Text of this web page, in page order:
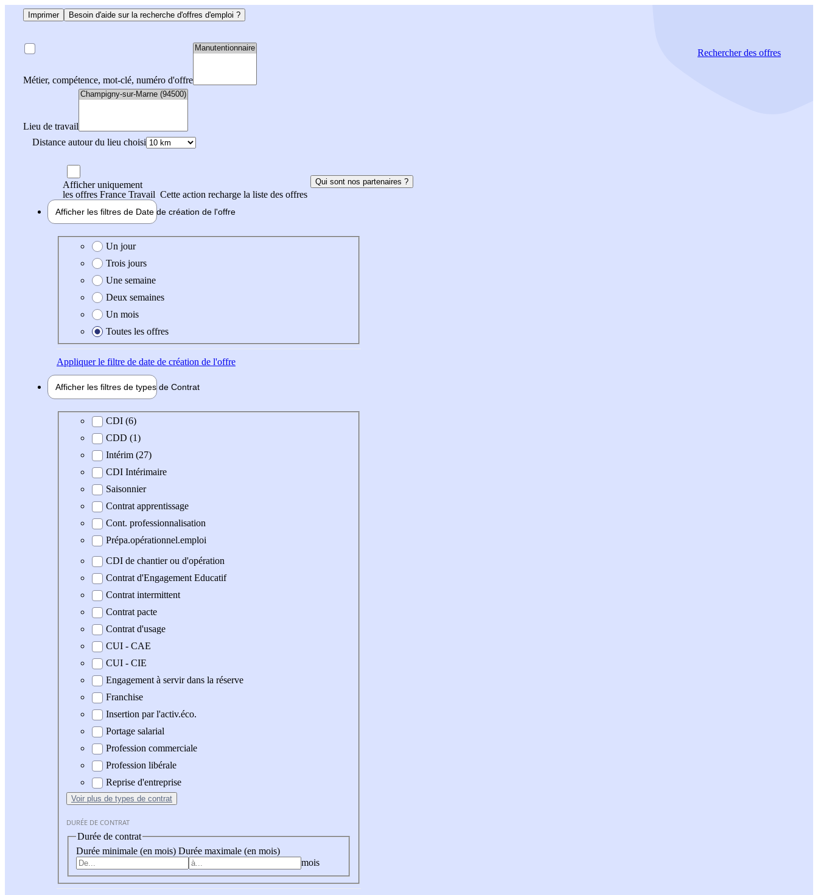
Imprimer Besoin d'aide sur la recherche d'offres d'emploi ?
Métier, compétence, mot-clé, numéro d'offre
Lieu de travail
Distance autour du lieu choisi
Rechercherdes offres
Afficher uniquement
les offres France Travail Cette action recharge la liste des offres
Qui sont nos partenaires ?
Afficher les filtres de Date de création de l'offre
Date de création de l'offre
Un jour
Trois jours
Une semaine
Deux semaines
Un mois
Toutes les offres
Appliquerle filtre de date de création de l'offre
Afficher les filtres de types de Contrat
Type de contrat
CDI (6)
CDD (1)
Intérim (27)
CDI Intérimaire
Saisonnier
Contrat apprentissage
Cont. professionnalisation
Prépa.opérationnel.emploi
CDI de chantier ou d'opération
Contrat d'Engagement Educatif
Contrat intermittent
Contrat pacte
Contrat d'usage
CUI - CAE
CUI - CIE
Engagement à servir dans la réserve
Franchise
Insertion par l'activ.éco.
Portage salarial
Profession commerciale
Profession libérale
Reprise d'entreprise
Voir plus de types de contrat
DURÉE DE CONTRAT
Durée de contrat
Durée minimale (en mois) Durée maximale (en mois)
mois